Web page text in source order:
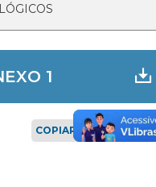
1
COPIAR LINK